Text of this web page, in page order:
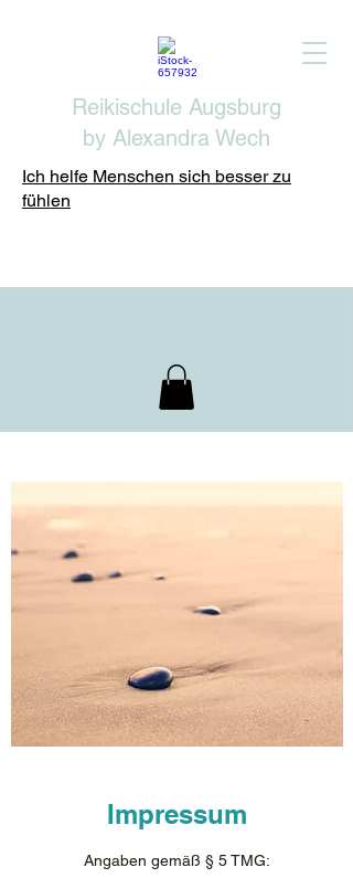
Reikischule Augsburg
by Alexandra Wech
Ich helfe Menschen sich besser zu
fühlen
Impressum
Angaben gemäß § 5 TMG: